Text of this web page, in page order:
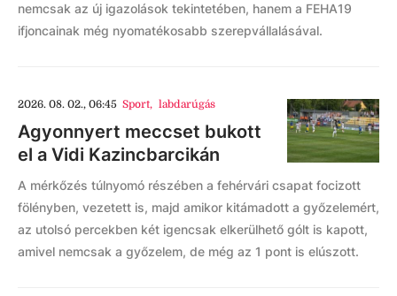
nemcsak az új igazolások tekintetében, hanem a FEHA19
ifjoncainak még nyomatékosabb szerepvállalásával.
2026. 08. 02., 06:45 Sport, labdarúgás
Agyonnyert meccset bukott
el a Vidi Kazincbarcikán
A mérkőzés túlnyomó részében a fehérvári csapat focizott
fölényben, vezetett is, majd amikor kitámadott a győzelemért,
az utolsó percekben két igencsak elkerülhető gólt is kapott,
amivel nemcsak a győzelem, de még az 1 pont is elúszott.